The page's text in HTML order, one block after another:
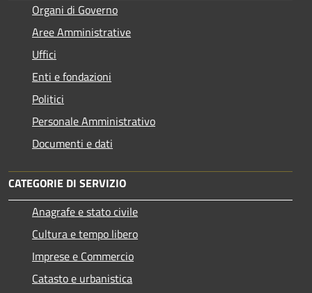
Organi di Governo
Aree Amministrative
Uffici
Enti e fondazioni
Politici
Personale Amministrativo
Documenti e dati
CATEGORIE DI SERVIZIO
Anagrafe e stato civile
Cultura e tempo libero
Imprese e Commercio
Catasto e urbanistica